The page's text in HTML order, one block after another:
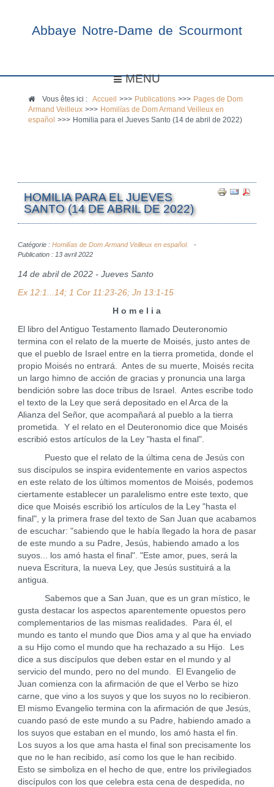
Abbaye Notre-Dame de Scourmont
MENU
Vous êtes ici :Accueil >>> Publications >>> Pages de Dom
Armand Veilleux >>> Homilías de Dom Armand Veilleux en
español
>>> Homilia para el Jueves Santo (14 de abril de 2022)
HOMILIA PARA EL JUEVES
SANTO (14 DE ABRIL DE 2022)
Catégorie : Homilías de Dom Armand Veilleux en español.
Publication : 13 avril 2022
14 de abril de 2022 - Jueves Santo
Ex 12:1...14; 1 Cor 11:23-26; Jn 13:1-15
H o m e l i a
El libro del Antiguo Testamento llamado Deuteronomio
termina con el relato de la muerte de Moisés, justo antes de
que el pueblo de Israel entre en la tierra prometida, donde el
propio Moisés no entrará. Antes de su muerte, Moisés recita
un largo himno de acción de gracias y pronuncia una larga
bendición sobre las doce tribus de Israel. Antes escribe todo
el texto de la Ley que será depositado en el Arca de la
Alianza del Señor, que acompañará al pueblo a la tierra
prometida. Y el relato en el Deuteronomio dice que Moisés
escribió estos artículos de la Ley "hasta el final".
Puesto que el relato de la última cena de Jesús con
sus discípulos se inspira evidentemente en varios aspectos
en este relato de los últimos momentos de Moisés, podemos
ciertamente establecer un paralelismo entre este texto, que
dice que Moisés escribió los artículos de la Ley "hasta el
final", y la primera frase del texto de San Juan que acabamos
de escuchar: "sabiendo que le había llegado la hora de pasar
de este mundo a su Padre, Jesús, habiendo amado a los
suyos... los amó hasta el final". "Este amor, pues, será la
nueva Escritura, la nueva Ley, que Jesús sustituirá a la
antigua.
Sabemos que a San Juan, que es un gran místico, le
gusta destacar los aspectos aparentemente opuestos pero
complementarios de las mismas realidades. Para él, el
mundo es tanto el mundo que Dios ama y al que ha enviado
a su Hijo como el mundo que ha rechazado a su Hijo. Les
dice a sus discípulos que deben estar en el mundo y al
servicio del mundo, pero no del mundo. El Evangelio de
Juan comienza con la afirmación de que el Verbo se hizo
carne, que vino a los suyos y que los suyos no lo recibieron.
El mismo Evangelio termina con la afirmación de que Jesús,
cuando pasó de este mundo a su Padre, habiendo amado a
los suyos que estaban en el mundo, los amó hasta el fin.
Los suyos a los que ama hasta el final son precisamente los
que no le han recibido, así como los que le han recibido.
Esto se simboliza en el hecho de que, entre los privilegiados
discípulos con los que celebra esta cena de despedida, no